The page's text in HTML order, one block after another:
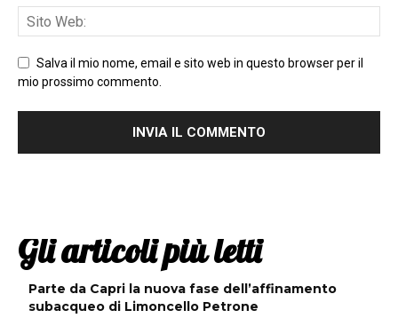
Salva il mio nome, email e sito web in questo browser per il
mio prossimo commento.
Gli articoli più letti
Parte da Capri la nuova fase dell’affinamento
subacqueo di Limoncello Petrone